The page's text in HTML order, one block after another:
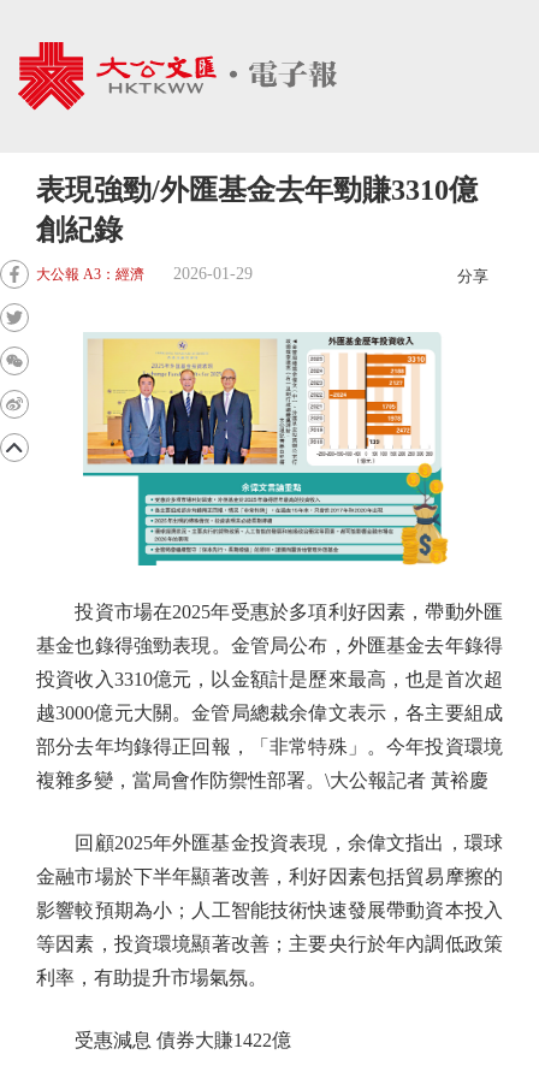
表現強勁/外匯基金去年勁賺3310億
創紀錄
大公報 A3：經濟 2026-01-29 分享
投資市場在2025年受惠於多項利好因素，帶動外匯
基金也錄得強勁表現。金管局公布，外匯基金去年錄得
投資收入3310億元，以金額計是歷來最高，也是首次超
越3000億元大關。金管局總裁余偉文表示，各主要組成
部分去年均錄得正回報，「非常特殊」。今年投資環境
複雜多變，當局會作防禦性部署。\大公報記者 黃裕慶
回顧2025年外匯基金投資表現，余偉文指出，環球
金融市場於下半年顯著改善，利好因素包括貿易摩擦的
影響較預期為小；人工智能技術快速發展帶動資本投入
等因素，投資環境顯著改善；主要央行於年內調低政策
利率，有助提升市場氣氛。
受惠減息 債券大賺1422億